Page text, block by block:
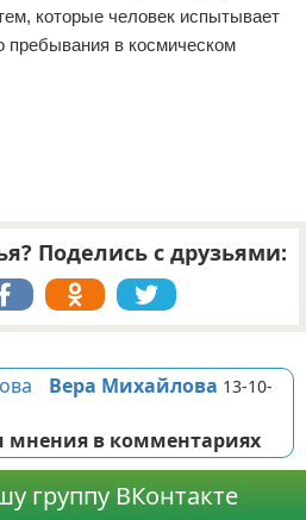
которые человек испытывает
пребывания в космическом
Поделись с друзьями:
Вера Михайлова 13-10-
в комментариях
группу ВКонтакте